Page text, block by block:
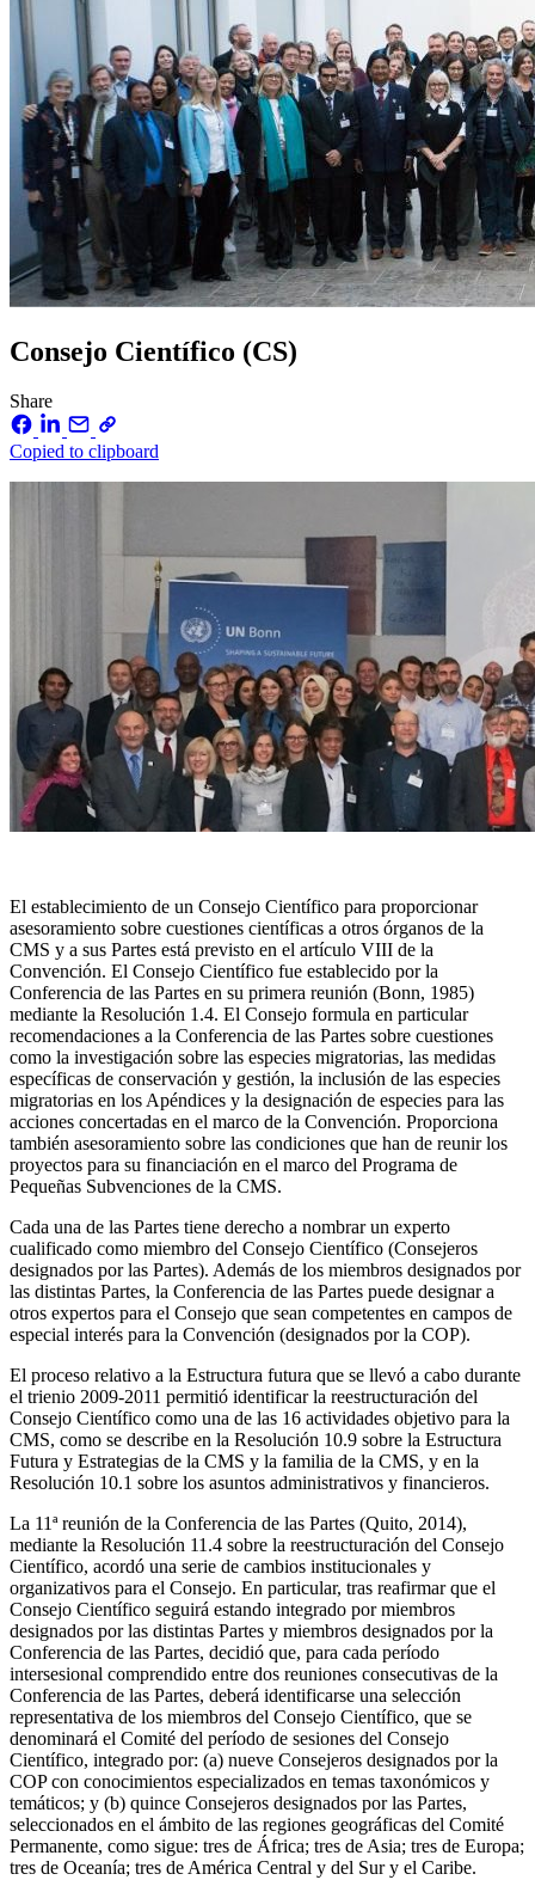
Consejo Científico (CS)
Share
Copied to clipboard
El establecimiento de un Consejo Científico para proporcionar
asesoramiento sobre cuestiones científicas a otros órganos de la
CMS y a sus Partes está previsto en el artículo VIII de la
Convención. El Consejo Científico fue establecido por la
Conferencia de las Partes en su primera reunión (Bonn, 1985)
mediante la Resolución 1.4. El Consejo formula en particular
recomendaciones a la Conferencia de las Partes sobre cuestiones
como la investigación sobre las especies migratorias, las medidas
específicas de conservación y gestión, la inclusión de las especies
migratorias en los Apéndices y la designación de especies para las
acciones concertadas en el marco de la Convención. Proporciona
también asesoramiento sobre las condiciones que han de reunir los
proyectos para su financiación en el marco del Programa de
Pequeñas Subvenciones de la CMS.
Cada una de las Partes tiene derecho a nombrar un experto
cualificado como miembro del Consejo Científico (Consejeros
designados por las Partes). Además de los miembros designados por
las distintas Partes, la Conferencia de las Partes puede designar a
otros expertos para el Consejo que sean competentes en campos de
especial interés para la Convención (designados por la COP).
El proceso relativo a la Estructura futura que se llevó a cabo durante
el trienio 2009-2011 permitió identificar la reestructuración del
Consejo Científico como una de las 16 actividades objetivo para la
CMS, como se describe en la Resolución 10.9 sobre la Estructura
Futura y Estrategias de la CMS y la familia de la CMS, y en la
Resolución 10.1 sobre los asuntos administrativos y financieros.
La 11ª reunión de la Conferencia de las Partes (Quito, 2014),
mediante la Resolución 11.4 sobre la reestructuración del Consejo
Científico, acordó una serie de cambios institucionales y
organizativos para el Consejo. En particular, tras reafirmar que el
Consejo Científico seguirá estando integrado por miembros
designados por las distintas Partes y miembros designados por la
Conferencia de las Partes, decidió que, para cada período
intersesional comprendido entre dos reuniones consecutivas de la
Conferencia de las Partes, deberá identificarse una selección
representativa de los miembros del Consejo Científico, que se
denominará el Comité del período de sesiones del Consejo
Científico, integrado por: (a) nueve Consejeros designados por la
COP con conocimientos especializados en temas taxonómicos y
temáticos; y (b) quince Consejeros designados por las Partes,
seleccionados en el ámbito de las regiones geográficas del Comité
Permanente, como sigue: tres de África; tres de Asia; tres de Europa;
tres de Oceanía; tres de América Central y del Sur y el Caribe.